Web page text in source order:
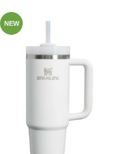
NEW